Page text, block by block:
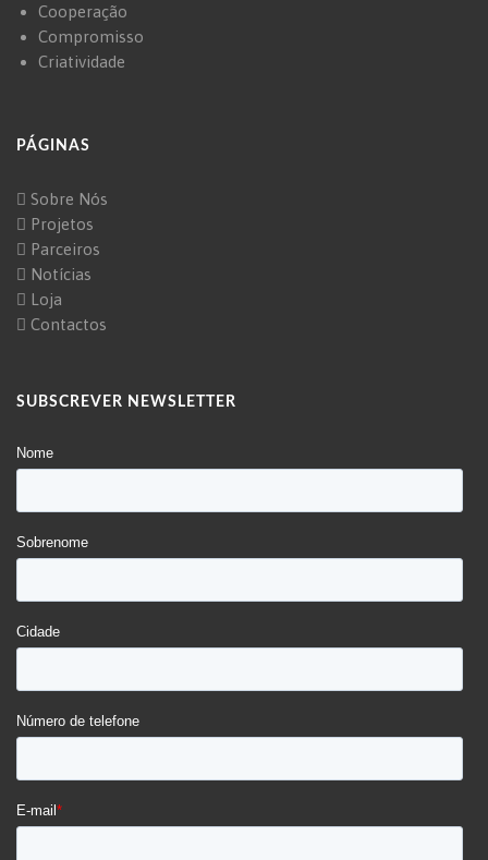
Cooperação
Compromisso
Criatividade
PÁGINAS
Sobre Nós
Projetos
Parceiros
Notícias
Loja
Contactos
SUBSCREVER NEWSLETTER